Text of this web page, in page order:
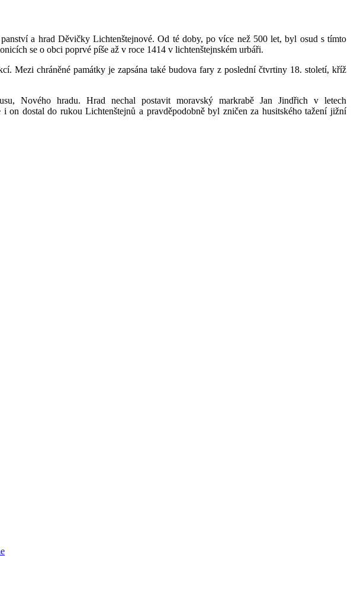
a hrad Děvičky Lichtenštejnové. Od té doby, po více než 500 let, byl osud s tímto
se o obci poprvé píše až v roce 1414 v lichtenštejnském urbáři.
Mezi chráněné památky je zapsána také budova fary z poslední čtvrtiny 18. století, kříž
Nového hradu. Hrad nechal postavit moravský markrabě Jan Jindřich v letech
on dostal do rukou Lichtenštejnů a pravděpodobně byl zničen za husitského tažení jižní